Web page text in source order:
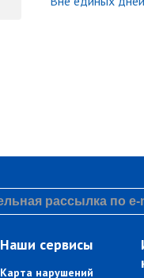
Наши сервисы
Карта нарушений